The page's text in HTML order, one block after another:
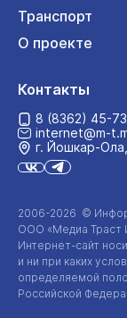
Транспорт
О проекте
2006-2026 ©
ООО «Медиа Траст
Интернет-сайт
и ни при каких
определяемой
Российской
Контакты
8 (8362) 45-
internet@m-
г.